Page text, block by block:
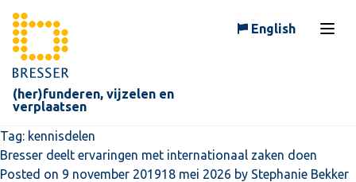
(her)funderen, vijzelen en
verplaatsen
English
Tag: kennisdelen
Bresser deelt ervaringen met internationaal zaken doen
Posted on 9 november 201918 mei 2026 by Stephanie Bekker